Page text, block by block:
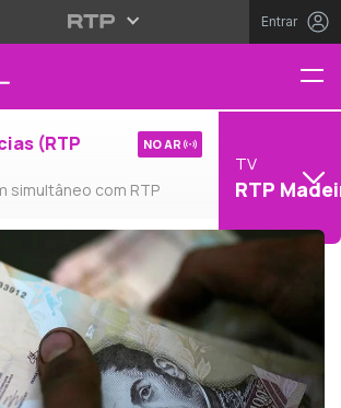
Entrar
(RTP
simultâneo com RTP
NO AR
TV
RTP